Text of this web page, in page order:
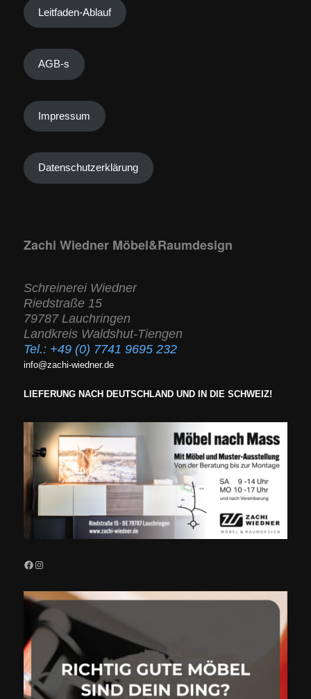
Leitfaden-Ablauf
AGB-s
Impressum
Datenschutzerklärung
Zachi Wiedner Möbel&Raumdesign
Schreinerei Wiedner
Riedstraße 15
79787 Lauchringen
Landkreis Waldshut-Tiengen
Tel.: +49 (0) 7741 9695 232
info@zachi-wiedner.de
LIEFERUNG NACH DEUTSCHLAND UND IN DIE SCHWEIZ!
Facebook
Instagram